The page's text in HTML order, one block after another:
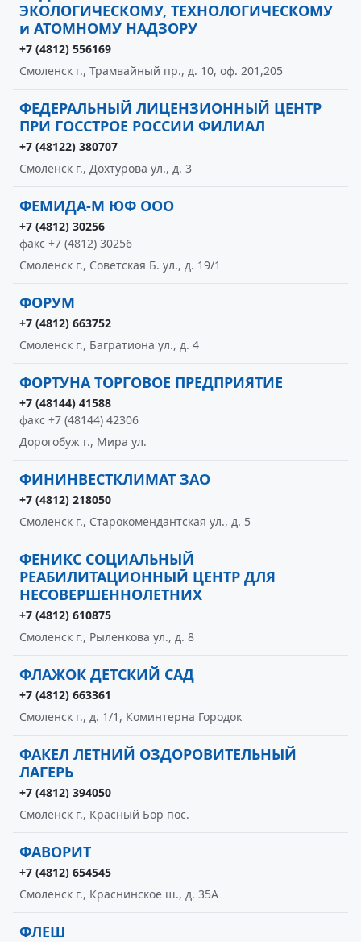
ЭКОЛОГИЧЕСКОМУ, ТЕХНОЛОГИЧЕСКОМУ
и АТОМНОМУ НАДЗОРУ
+7 (4812) 556169
Смоленск г., Трамвайный пр., д. 10, оф. 201,205
ФЕДЕРАЛЬНЫЙ ЛИЦЕНЗИОННЫЙ ЦЕНТР
ПРИ ГОССТРОЕ РОССИИ ФИЛИАЛ
+7 (48122) 380707
Смоленск г., Дохтурова ул., д. 3
ФЕМИДА-М ЮФ ООО
+7 (4812) 30256
факс +7 (4812) 30256
Смоленск г., Советская Б. ул., д. 19/1
ФОРУМ
+7 (4812) 663752
Смоленск г., Багратиона ул., д. 4
ФОРТУНА ТОРГОВОЕ ПРЕДПРИЯТИЕ
+7 (48144) 41588
факс +7 (48144) 42306
Дорогобуж г., Мира ул.
ФИНИНВЕСТКЛИМАТ ЗАО
+7 (4812) 218050
Смоленск г., Старокомендантская ул., д. 5
ФЕНИКС СОЦИАЛЬНЫЙ
РЕАБИЛИТАЦИОННЫЙ ЦЕНТР ДЛЯ
НЕСОВЕРШЕННОЛЕТНИХ
+7 (4812) 610875
Смоленск г., Рыленкова ул., д. 8
ФЛАЖОК ДЕТСКИЙ САД
+7 (4812) 663361
Смоленск г., д. 1/1, Коминтерна Городок
ФАКЕЛ ЛЕТНИЙ ОЗДОРОВИТЕЛЬНЫЙ
ЛАГЕРЬ
+7 (4812) 394050
Смоленск г., Красный Бор пос.
ФАВОРИТ
+7 (4812) 654545
Смоленск г., Краснинское ш., д. 35А
ФЛЕШ